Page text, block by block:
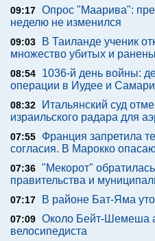
09:17 Опрос "Mаарива":
неделю не изменился
09:03
В Таиланде ученик
множество убитых и
08:54
1036-й день войны:
операции в Иудее и
08:32
Итальянский суд
израильского радара для
07:55
Франция запретила
согласия. В Марокко
07:36 "Мекорот"
правительства и
07:17 В районе Бат-Яма
07:09 Около Бейт-Шемеша
велосипедиста